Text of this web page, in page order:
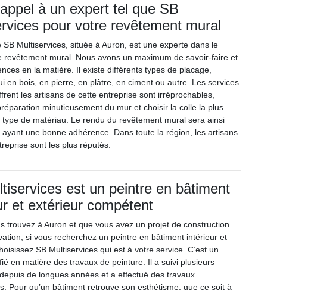
à un expert tel que SB
pour votre revêtement mural
SB Multiservices, située à Auron, est une experte dans le
revêtement mural. Nous avons un maximum de savoir-faire et
en la matière. Il existe différents types de placage,
en bois, en pierre, en plâtre, en ciment ou autre. Les services
les artisans de cette entreprise sont irréprochables,
minutieusement du mur et choisir la colle la plus
type de matériau. Le rendu du revêtement mural sera ainsi
ayant une bonne adhérence. Dans toute la région, les artisans
sont les plus réputés.
est un peintre en bâtiment
et extérieur compétent
trouvez à Auron et que vous avez un projet de construction
si vous recherchez un peintre en bâtiment intérieur et
SB Multiservices qui est à votre service. C’est un
en matière des travaux de peinture. Il a suivi plusieurs
de longues années et a effectué des travaux
Pour qu’un bâtiment retrouve son esthétisme, que ce soit à